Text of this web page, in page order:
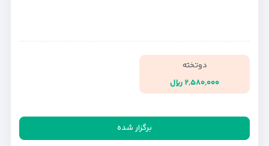
دوتخته
۲,۵۸۰,۰۰۰ ریال
برگزار شده